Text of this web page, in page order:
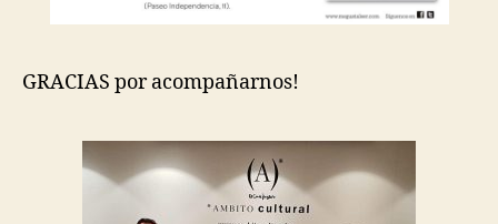
GRACIAS por acompañarnos!